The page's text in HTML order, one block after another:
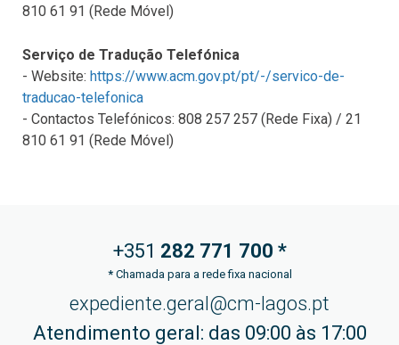
810 61 91 (Rede Móvel)
Serviço de Tradução Telefónica
- Website: https://www.acm.gov.pt/pt/-/servico-de-
traducao-telefonica
- Contactos Telefónicos: 808 257 257 (Rede Fixa) / 21
810 61 91 (Rede Móvel)
+351 282 771 700 *
*Chamada para a rede fixa nacional
expediente.geral@cm-lagos.pt
Atendimento geral: das 09:00 às 17:00